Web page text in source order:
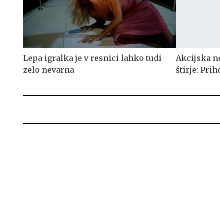
Lepa igralka je v resnici lahko tudi
zelo nevarna
Akcijska
štirje: